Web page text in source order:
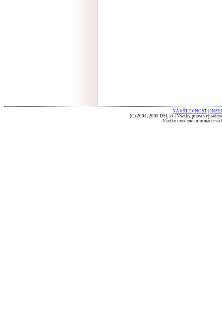
NÁVŠTEVNOSŤ
(C) 2004, 2005 DSL.sk | Všetky práva
Všetky uvedené informácie sú